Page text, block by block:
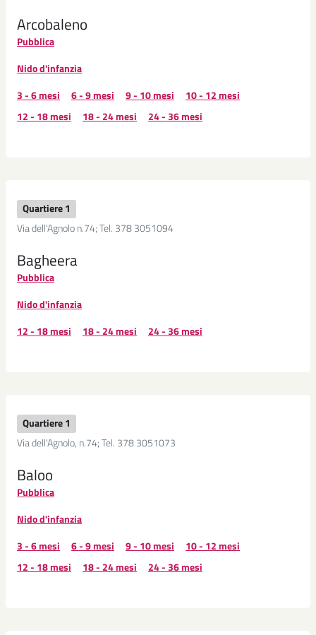
Arcobaleno
Pubblica
Nido d'infanzia
3 - 6 mesi
6 - 9 mesi 9 - 10 mesi
10 - 12 mesi
12 - 18 mesi
18 - 24 mesi 24 - 36 mesi
Quartiere 1
Via dell'Agnolo n.74; Tel. 378 3051094
Bagheera
Pubblica
Nido d'infanzia
12 - 18 mesi
18 - 24 mesi 24 - 36 mesi
Quartiere 1
Via dell'Agnolo, n.74; Tel. 378 3051073
Baloo
Pubblica
Nido d'infanzia
3 - 6 mesi
6 - 9 mesi 9 - 10 mesi
10 - 12 mesi
12 - 18 mesi
18 - 24 mesi 24 - 36 mesi